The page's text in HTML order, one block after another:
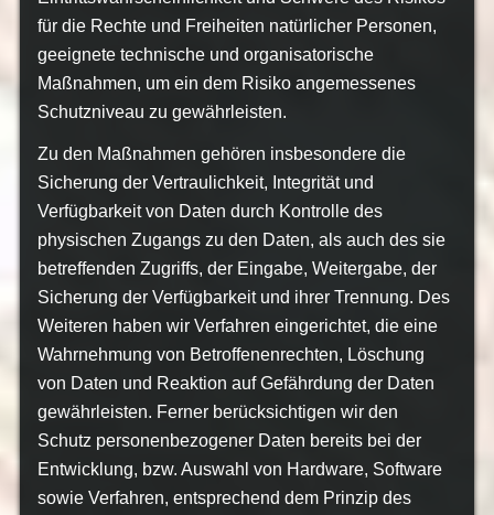
für die Rechte und Freiheiten natürlicher Personen,
geeignete technische und organisatorische
Maßnahmen, um ein dem Risiko angemessenes
Schutzniveau zu gewährleisten.
Zu den Maßnahmen gehören insbesondere die
Sicherung der Vertraulichkeit, Integrität und
Verfügbarkeit von Daten durch Kontrolle des
physischen Zugangs zu den Daten, als auch des sie
betreffenden Zugriffs, der Eingabe, Weitergabe, der
Sicherung der Verfügbarkeit und ihrer Trennung. Des
Weiteren haben wir Verfahren eingerichtet, die eine
Wahrnehmung von Betroffenenrechten, Löschung
von Daten und Reaktion auf Gefährdung der Daten
gewährleisten. Ferner berücksichtigen wir den
Schutz personenbezogener Daten bereits bei der
Entwicklung, bzw. Auswahl von Hardware, Software
sowie Verfahren, entsprechend dem Prinzip des